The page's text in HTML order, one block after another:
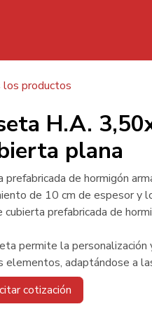
los productos
H.A.
plana
prefabricada de hormigón
de 10 cm de espesor y
cubierta prefabricada de
permite la personalización
elementos, adaptándose a
cotización